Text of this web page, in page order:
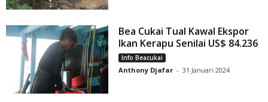
Bea Cukai Tual Kawal Ekspor
Ikan Kerapu Senilai US$ 84.236
Info Beacukai
Anthony Djafar - 31 Januari 2024